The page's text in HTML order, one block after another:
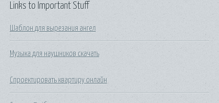
Links to Important Stuff
Шаблон для вырезания ангел
Музыка для наушников скачать
Спроектировать квартиру онлайн